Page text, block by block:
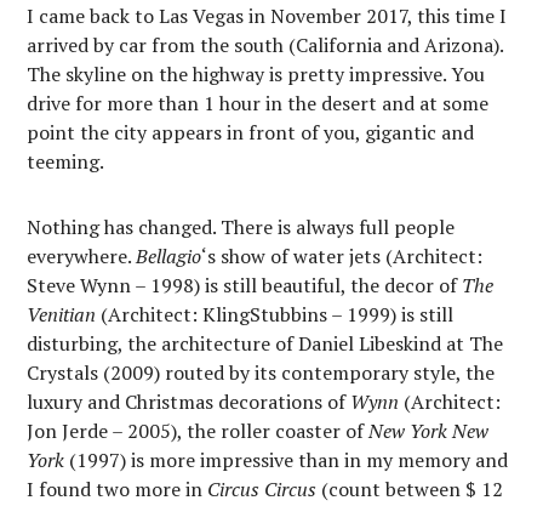
I came back to Las Vegas in November 2017, this time I
arrived by car from the south (California and Arizona).
The skyline on the highway is pretty impressive. You
drive for more than 1 hour in the desert and at some
point the city appears in front of you, gigantic and
teeming.
Nothing has changed. There is always full people
everywhere.Bellagio‘s show of water jets (Architect:
Steve Wynn – 1998) is still beautiful, the decor ofThe
Venitian (Architect: KlingStubbins – 1999) is still
disturbing, the architecture of Daniel Libeskind at The
Crystals (2009) routed by its contemporary style, the
luxury and Christmas decorations ofWynn (Architect:
Jon Jerde – 2005), the roller coaster ofNew York New
York (1997) is more impressive than in my memory and
I found two more in Circus Circus (count between $ 12